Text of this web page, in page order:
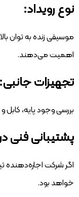
نوع رویداد:
موسیقی زنده به توان
اهمیت می‌دهند.
تجهیزات جانبی:
بررسی وجود پایه،
پشتیبانی فنی
اگر شرکت اجاره‌دهنده
خواهد بود.